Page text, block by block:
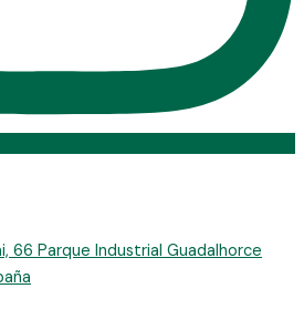
66 Parque Industrial Guadalhorce